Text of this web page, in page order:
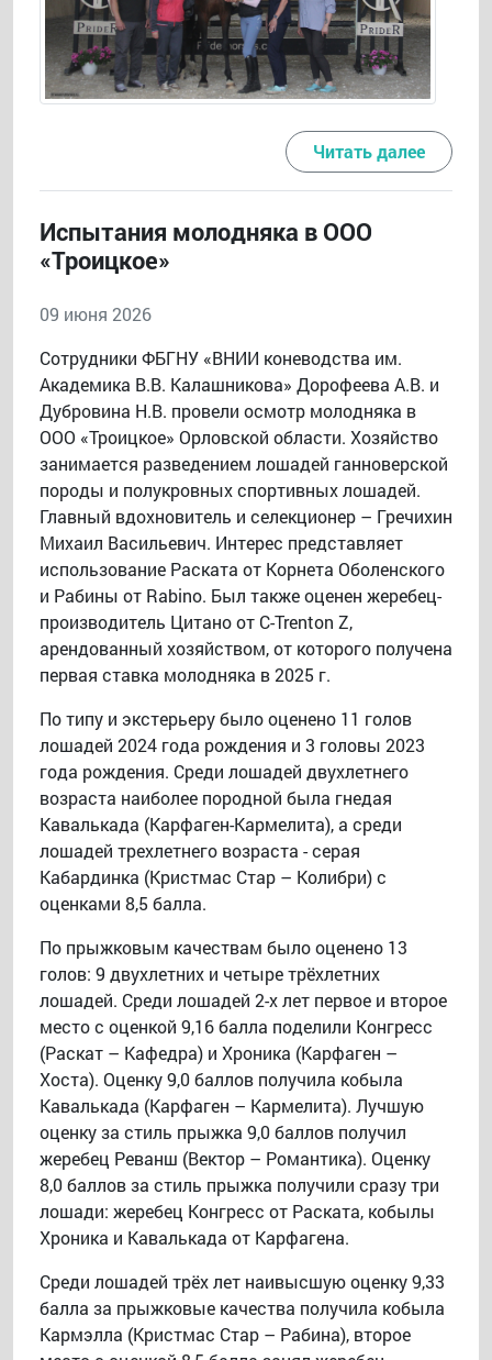
Читать далее
Испытания молодняка в ООО
«Троицкое»
09 июня 2026
Сотрудники ФБГНУ «ВНИИ коневодства им.
Академика В.В. Калашникова» Дорофеева А.В. и
Дубровина Н.В. провели осмотр молодняка в
ООО «Троицкое» Орловской области. Хозяйство
занимается разведением лошадей ганноверской
породы и полукровных спортивных лошадей.
Главный вдохновитель и селекционер – Гречихин
Михаил Васильевич. Интерес представляет
использование Раската от Корнета Оболенского
и Рабины от Rabino. Был также оценен жеребец-
производитель Цитано от C-Trenton Z,
арендованный хозяйством, от которого получена
первая ставка молодняка в 2025 г.
По типу и экстерьеру было оценено 11 голов
лошадей 2024 года рождения и 3 головы 2023
года рождения. Среди лошадей двухлетнего
возраста наиболее породной была гнедая
Кавалькада (Карфаген-Кармелита), а среди
лошадей трехлетнего возраста - серая
Кабардинка (Кристмас Стар – Колибри) с
оценками 8,5 балла.
По прыжковым качествам было оценено 13
голов: 9 двухлетних и четыре трёхлетних
лошадей. Среди лошадей 2-х лет первое и второе
место с оценкой 9,16 балла поделили Конгресс
(Раскат – Кафедра) и Хроника (Карфаген –
Хоста). Оценку 9,0 баллов получила кобыла
Кавалькада (Карфаген – Кармелита). Лучшую
оценку за стиль прыжка 9,0 баллов получил
жеребец Реванш (Вектор – Романтика). Оценку
8,0 баллов за стиль прыжка получили сразу три
лошади: жеребец Конгресс от Раската, кобылы
Хроника и Кавалькада от Карфагена.
Среди лошадей трёх лет наивысшую оценку 9,33
балла за прыжковые качества получила кобыла
Кармэлла (Кристмас Стар – Рабина), второе